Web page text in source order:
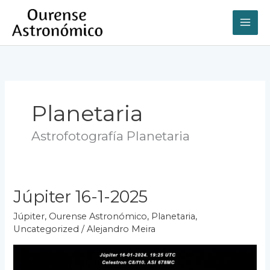
contenido
Planetaria
Astrofotografía Planetaria
Júpiter 16-1-2025
Júpiter, Ourense Astronómico, Planetaria,
Uncategorized /Alejandro Meira